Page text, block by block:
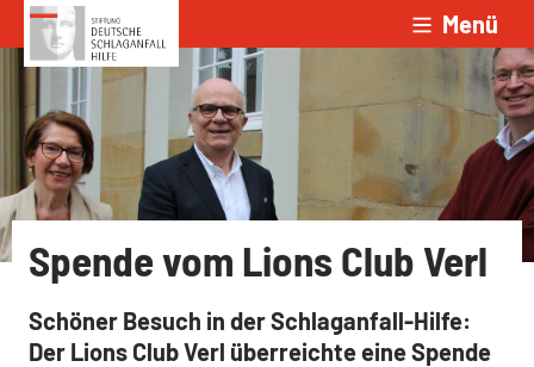
Zum Inhalt springen Menü
Spende vom Lions Club Verl
Schöner Besuch in der Schlaganfall-Hilfe:
Der Lions Club Verl überreichte eine Spende